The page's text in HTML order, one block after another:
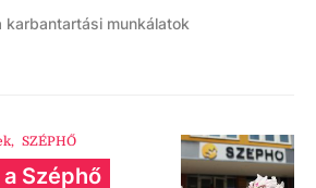
karbantartási munkálatok
, SZÉPHŐ
Széphő